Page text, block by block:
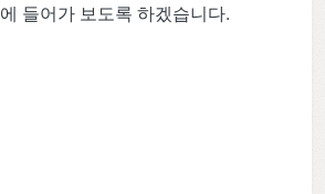
들어가 보도록 하겠습니다.